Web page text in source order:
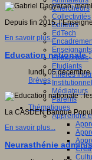
Chercheurs
Collectivités
Editeurs
EdTech
Enseignants
Entreprises
Etudiants
Filières
Médiateurs
Parents
Thématiques
Apprendre
Depuis fin 2015,
En savoir plus...
Education nationale
lundi, 05 décembre
Brèves
La CASDEN Banque
En savoir plus...
Neurasthénie